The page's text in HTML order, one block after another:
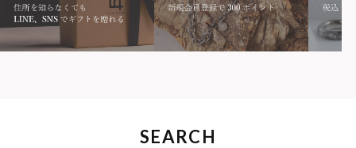
SEARCH